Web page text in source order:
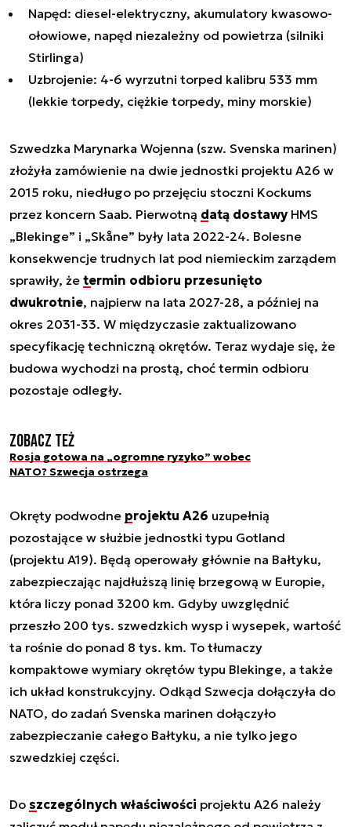
Napęd: diesel-elektryczny, akumulatory kwasowo-
ołowiowe, napęd niezależny od powietrza (silniki
Stirlinga)
Uzbrojenie: 4-6 wyrzutni torped kalibru 533 mm
(lekkie torpedy, ciężkie torpedy, miny morskie)
Szwedzka Marynarka Wojenna (szw. Svenska marinen)
złożyła zamówienie na dwie jednostki projektu A26 w
2015 roku, niedługo po przejęciu stoczni Kockums
przez koncern Saab. Pierwotną datą dostawyHMS
„Blekinge” i „Skåne” były lata 2022-24. Bolesne
konsekwencje trudnych lat pod niemieckim zarządem
sprawiły, że termin odbioru przesunięto
dwukrotnie, najpierw na lata 2027-28, a później na
okres 2031-33. W międzyczasie zaktualizowano
specyfikację techniczną okrętów. Teraz wydaje się, że
budowa wychodzi na prostą, choć termin odbioru
pozostaje odległy.
Zobacz też
Rosja gotowa na „ogromne ryzyko” wobec
NATO? Szwecja ostrzega
Okręty podwodne projektu A26 uzupełnią
pozostające w służbie jednostki typu Gotland
(projektu A19). Będą operowały głównie na Bałtyku,
zabezpieczając najdłuższą linię brzegową w Europie,
która liczy ponad 3200 km. Gdyby uwzględnić
przeszło 200 tys. szwedzkich wysp i wysepek, wartość
ta rośnie do ponad 8 tys. km. To tłumaczy
kompaktowe wymiary okrętów typu Blekinge, a także
ich układ konstrukcyjny. Odkąd Szwecja dołączyła do
NATO, do zadań Svenska marinen dołączyło
zabezpieczanie całego Bałtyku, a nie tylko jego
szwedzkiej części.
Do szczególnych właściwości projektu A26 należy